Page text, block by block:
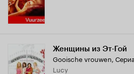
Женщины из Эт-Гой
Gooische vrouwen,
Lucy